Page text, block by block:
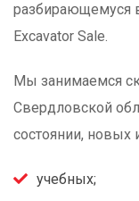
разбирающемуся
Excavator Sale.
Мы занимаемся
Свердловской
состоянии,
учебных;